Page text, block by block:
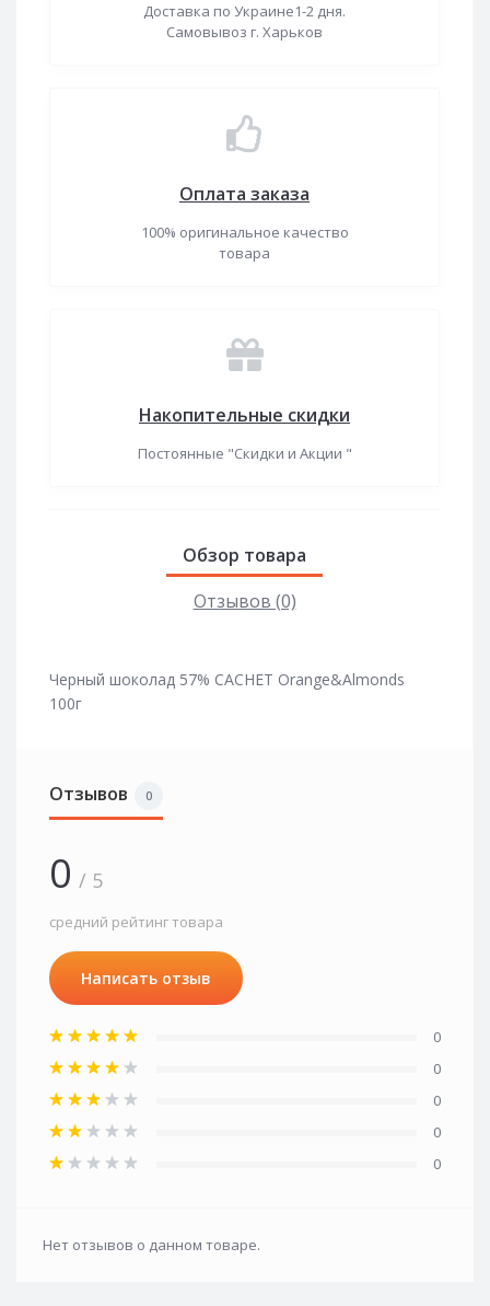
Доставка по Украине1-2 дня.
Самовывоз г. Харьков
Оплата заказа
100% оригинальное качество
товара
Накопительные скидки
Постоянные "Скидки и Акции "
Обзор товара
Отзывов (0)
Черный шоколад 57% CACHET Orange&Almonds
100г
Отзывов 0
0 / 5
средний рейтинг товара
Написать отзыв
0
0
0
0
0
Нет отзывов о данном товаре.